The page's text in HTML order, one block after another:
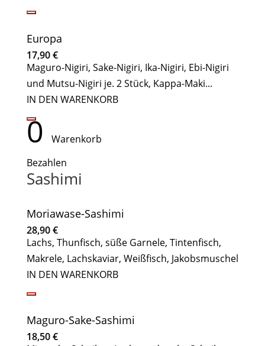
Europa
17,90€
Maguro-Nigiri, Sake-Nigiri, Ika-Nigiri, Ebi-Nigiri
und Mutsu-Nigiri je. 2 Stück, Kappa-Maki...
IN DEN WARENKORB
0
Warenkorb
Bezahlen
Sashimi
Moriawase-Sashimi
28,90€
Lachs, Thunfisch, süße Garnele, Tintenfisch,
Makrele, Lachskaviar, Weißfisch, Jakobsmuschel
IN DEN WARENKORB
Maguro-Sake-Sashimi
18,50€